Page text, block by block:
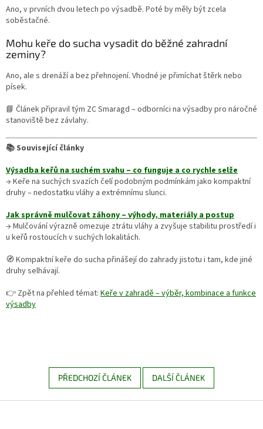
Ano, v prvních dvou letech po výsadbě. Poté by měly být zcela
soběstačné.
Mohu keře do sucha vysadit do běžné zahradní
zeminy?
Ano, ale s drenáží a bez přehnojení. Vhodné je přimíchat štěrk nebo
písek.
📘 Článek připravil tým ZC Smaragd – odborníci na výsadby pro náročné
stanoviště bez závlahy.
📚 Související články
Výsadba keřů na suchém svahu – co funguje a co rychle selže
→ Keře na suchých svazích čelí podobným podmínkám jako kompaktní
druhy – nedostatku vláhy a extrémnímu slunci.
Jak správně mulčovat záhony – výhody, materiály a postup
→ Mulčování výrazně omezuje ztrátu vláhy a zvyšuje stabilitu prostředí i
u keřů rostoucích v suchých lokalitách.
🧭 Kompaktní keře do sucha přinášejí do zahrady jistotu i tam, kde jiné
druhy selhávají.
👉 Zpět na přehled témat: Keře v zahradě – výběr, kombinace a funkce
výsadby
PŘEDCHOZÍ ČLÁNEK DALŠÍ ČLÁNEK